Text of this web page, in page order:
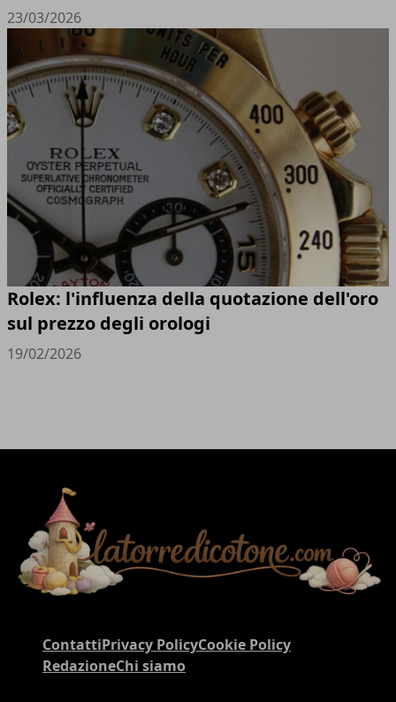
23/03/2026
Rolex: l'influenza della quotazione dell'oro
sul prezzo degli orologi
19/02/2026
ContattiPrivacy PolicyCookie Policy
RedazioneChi siamo